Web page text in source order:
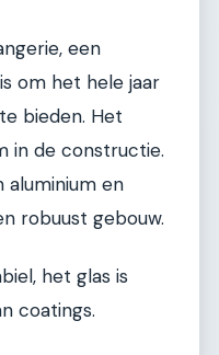
een
om het hele jaar
bieden. Het
in de constructie.
aluminium en
robuust gebouw.
het glas is
coatings.